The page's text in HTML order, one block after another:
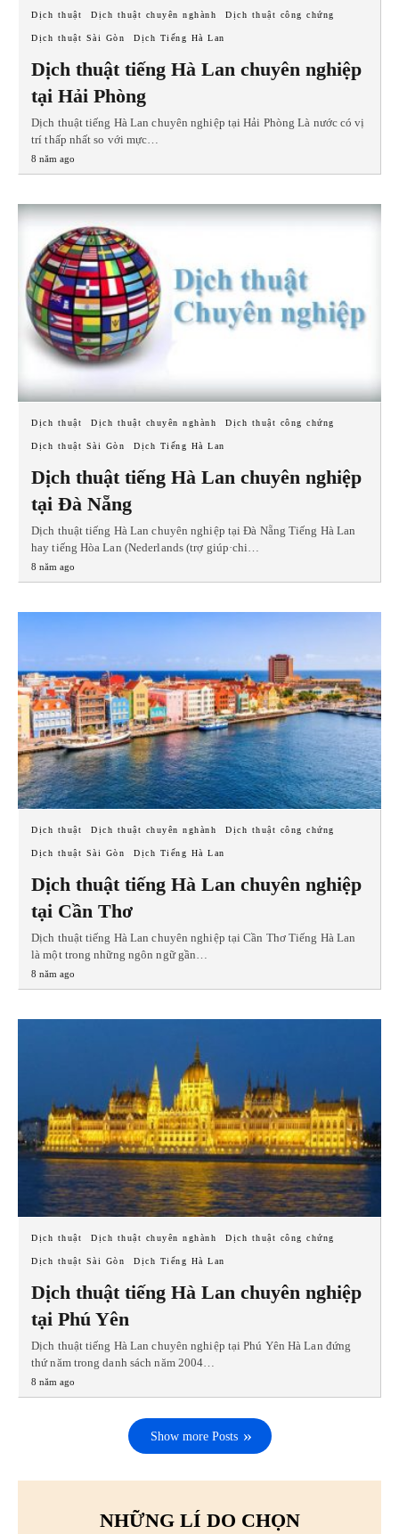
Dịch thuật Dịch thuật chuyên nghành Dịch thuật công chứng
Dịch thuật Sài Gòn Dịch Tiếng Hà Lan
Dịch thuật tiếng Hà Lan chuyên nghiệp
tại Hải Phòng
Dịch thuật tiếng Hà Lan chuyên nghiệp tại Hải Phòng Là nước có vị
trí thấp nhất so với mực…
8 năm ago
Dịch thuật Dịch thuật chuyên nghành Dịch thuật công chứng
Dịch thuật Sài Gòn Dịch Tiếng Hà Lan
Dịch thuật tiếng Hà Lan chuyên nghiệp
tại Đà Nẵng
Dịch thuật tiếng Hà Lan chuyên nghiệp tại Đà Nẵng Tiếng Hà Lan
hay tiếng Hòa Lan (Nederlands (trợ giúp·chi…
8 năm ago
Dịch thuật Dịch thuật chuyên nghành Dịch thuật công chứng
Dịch thuật Sài Gòn Dịch Tiếng Hà Lan
Dịch thuật tiếng Hà Lan chuyên nghiệp
tại Cần Thơ
Dịch thuật tiếng Hà Lan chuyên nghiệp tại Cần Thơ Tiếng Hà Lan
là một trong những ngôn ngữ gần…
8 năm ago
Dịch thuật Dịch thuật chuyên nghành Dịch thuật công chứng
Dịch thuật Sài Gòn Dịch Tiếng Hà Lan
Dịch thuật tiếng Hà Lan chuyên nghiệp
tại Phú Yên
Dịch thuật tiếng Hà Lan chuyên nghiệp tại Phú Yên Hà Lan đứng
thứ năm trong danh sách năm 2004…
8 năm ago
Show more Posts
NHỮNG LÍ DO CHỌN